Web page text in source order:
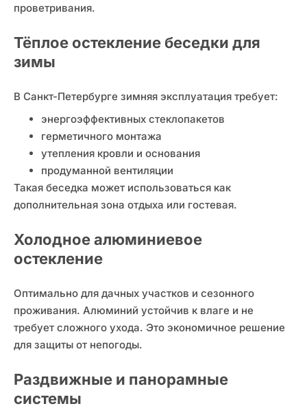
проветривания.
Тёплое остекление беседки для
зимы
В Санкт-Петербурге зимняя эксплуатация требует:
энергоэффективных стеклопакетов
герметичного монтажа
утепления кровли и основания
продуманной вентиляции
Такая беседка может использоваться как
дополнительная зона отдыха или гостевая.
Холодное алюминиевое
остекление
Оптимально для дачных участков и сезонного
проживания. Алюминий устойчив к влаге и не
требует сложного ухода. Это экономичное решение
для защиты от непогоды.
Раздвижные и панорамные
системы